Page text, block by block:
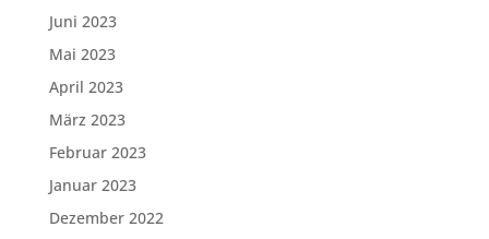
Juni 2023
Mai 2023
April 2023
März 2023
Februar 2023
Januar 2023
Dezember 2022